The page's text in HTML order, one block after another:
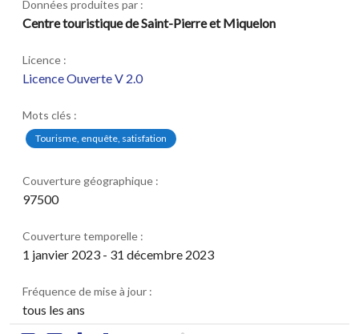
Données produites par :
Centre touristique de Saint-Pierre et Miquelon
Licence :
Licence Ouverte V 2.0
Mots clés :
Tourisme, enquête, satisfation
Couverture géographique :
97500
Couverture temporelle :
1 janvier 2023 - 31 décembre 2023
Fréquence de mise à jour :
tous les ans